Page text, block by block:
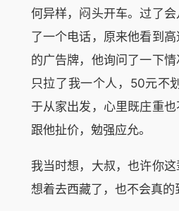
何异样，闷头开车。过了
了一个电话，原来他看到
的广告牌，他询问了一下情
只拉了我一个人，50元不
于从家出发，心里既庄重
跟他扯价，勉强应允。
我当时想，大叔，也许你
想着去西藏了，也不会真的